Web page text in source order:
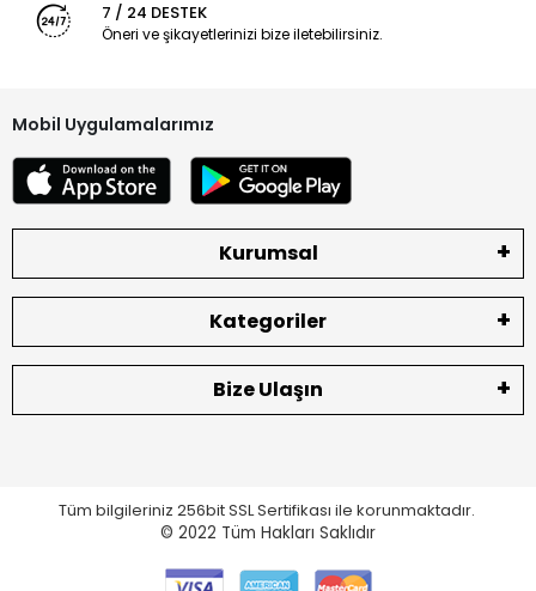
7 / 24 DESTEK
Öneri ve şikayetlerinizi bize iletebilirsiniz.
Mobil Uygulamalarımız
Kurumsal
Kategoriler
Bize Ulaşın
Tüm bilgileriniz 256bit SSL Sertifikası ile korunmaktadır.
© 2022 Tüm Hakları Saklıdır